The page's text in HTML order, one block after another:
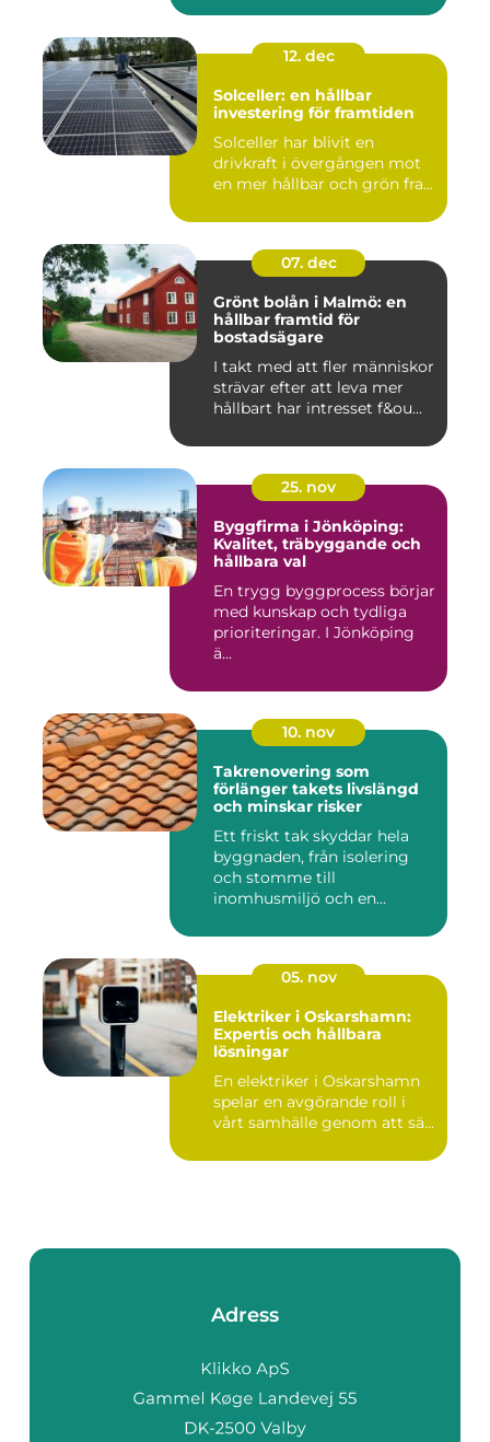
12. dec
Solceller: en hållbar
investering för framtiden
Solceller har blivit en
drivkraft i övergången mot
en mer hållbar och grön fra...
07. dec
Grönt bolån i Malmö: en
hållbar framtid för
bostadsägare
I takt med att fler människor
strävar efter att leva mer
hållbart har intresset f&ou...
25. nov
Byggfirma i Jönköping:
Kvalitet, träbyggande och
hållbara val
En trygg byggprocess börjar
med kunskap och tydliga
prioriteringar. I Jönköping
ä...
10. nov
Takrenovering som
förlänger takets livslängd
och minskar risker
Ett friskt tak skyddar hela
byggnaden, från isolering
och stomme till
inomhusmiljö och en...
05. nov
Elektriker i Oskarshamn:
Expertis och hållbara
lösningar
En elektriker i Oskarshamn
spelar en avgörande roll i
vårt samhälle genom att sä...
Adress